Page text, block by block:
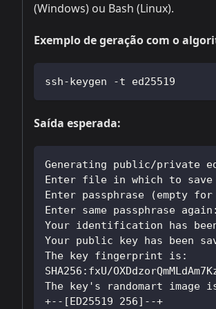
(Windows) ou Bash (Linux).
Exemplo de geração com o
ssh-keygen -t ed25519
Saída esperada:
Generating public/private
Enter file in which to save
Enter passphrase (empty
Enter same passphrase
Your identification has
Your public key has been
The key fingerprint is:
SHA256:fxU/
The key's randomart image
+--[ED25519 256]--+